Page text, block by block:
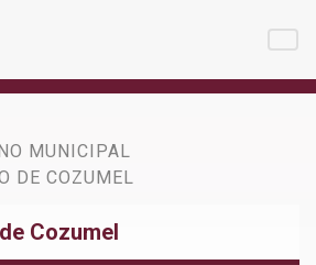
MUNICIPAL
DE COZUMEL
Cozumel